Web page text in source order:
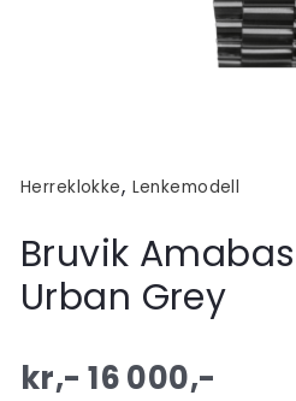
Herreklokke, Lenkemodell
Bruvik
Urban Grey
kr,- 16 000,-